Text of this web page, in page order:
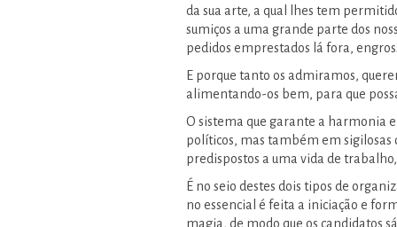
da sua arte, a qual lhes tem
sumiços a uma grande parte dos
pedidos emprestados lá fora,
E porque tanto os admiramos,
alimentando-os bem, para que
O sistema que garante a harmonia
políticos, mas também em sigilosas
predispostos a uma vida de
É no seio destes dois tipos de
no essencial é feita a iniciação e
magia, de modo que os candidatos